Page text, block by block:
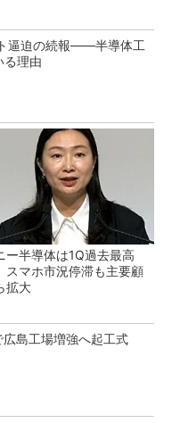
逼迫の続報――半導体工
る理由
ー半導体は1Q過去最高
スマホ市況停滞も主要顧
拡大
広島工場増強へ起工式